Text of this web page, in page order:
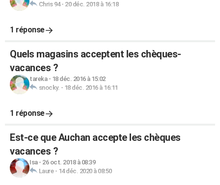
Chris 94- 20 déc. 2018 à 16:18
1 réponse
Quels magasins acceptent les chèques-
vacances ?
tareka- 18 déc. 2016 à 15:02
snocky. - 18 déc. 2016 à 16:11
1 réponse
Est-ce que Auchan accepte les chèques
vacances ?
Isa- 26 oct. 2018 à 08:39
Laure- 14 déc. 2020 à 08:50